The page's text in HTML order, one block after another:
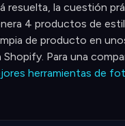
resuelta, la cuestión
4 productos de
de producto en
Para una
herramientas de